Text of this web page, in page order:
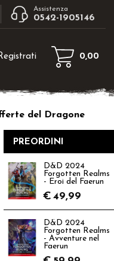
Assistenza
0542-1905146
pulsante "Registrati"
0,00
del Dragone
PREORDINI
D&D 2024
Forgotten Realms
- Eroi del Faerun
€ 49,99
D&D 2024
Forgotten Realms
- Avventure nel
Faerun